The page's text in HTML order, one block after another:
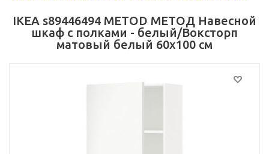
IKEA s89446494 METOD МЕТОД Навесной
шкаф с полками - белый/Воксторп
матовый белый 60x100 см